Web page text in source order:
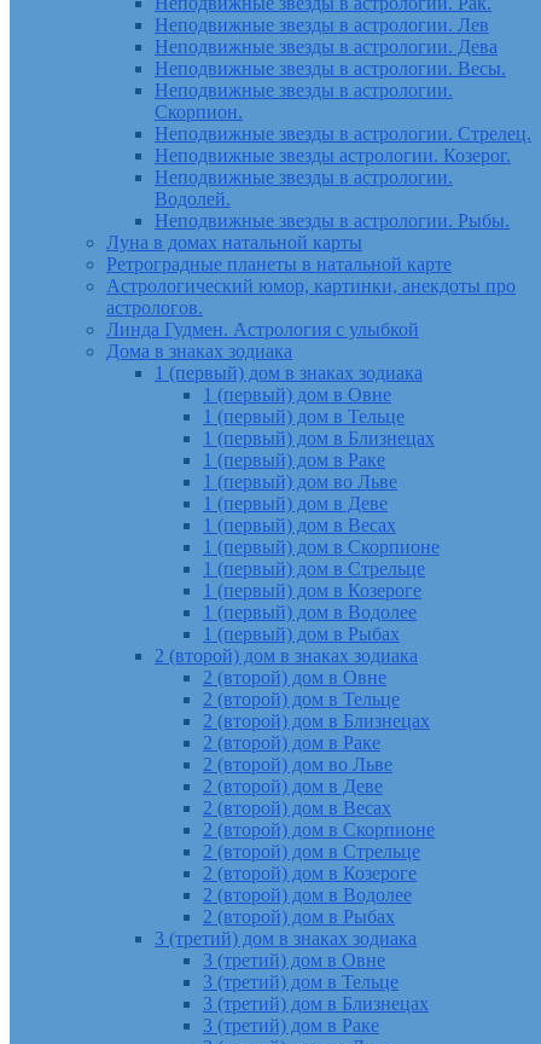
Неподвижные звезды в астрологии. Лев
Неподвижные звезды в астрологии. Дева
Неподвижные звезды в астрологии. Весы.
Неподвижные звезды в астрологии.
Скорпион.
Неподвижные звезды в астрологии. Стрелец.
Неподвижные звезды астрологии. Козерог.
Неподвижные звезды в астрологии.
Водолей.
Неподвижные звезды в астрологии. Рыбы.
Луна в домах натальной карты
Ретроградные планеты в натальной карте
Астрологический юмор, картинки, анекдоты про
астрологов.
Линда Гудмен. Астрология с улыбкой
Дома в знаках зодиака
1 (первый) дом в знаках зодиака
1 (первый) дом в Овне
1 (первый) дом в Тельце
1 (первый) дом в Близнецах
1 (первый) дом в Раке
1 (первый) дом во Льве
1 (первый) дом в Деве
1 (первый) дом в Весах
1 (первый) дом в Скорпионе
1 (первый) дом в Стрельце
1 (первый) дом в Козероге
1 (первый) дом в Водолее
1 (первый) дом в Рыбах
2 (второй) дом в знаках зодиака
2 (второй) дом в Овне
2 (второй) дом в Тельце
2 (второй) дом в Близнецах
2 (второй) дом в Раке
2 (второй) дом во Льве
2 (второй) дом в Деве
2 (второй) дом в Весах
2 (второй) дом в Скорпионе
2 (второй) дом в Стрельце
2 (второй) дом в Козероге
2 (второй) дом в Водолее
2 (второй) дом в Рыбах
3 (третий) дом в знаках зодиака
3 (третий) дом в Овне
3 (третий) дом в Тельце
3 (третий) дом в Близнецах
3 (третий) дом в Раке